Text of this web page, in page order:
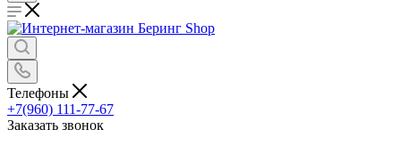
Телефоны
+7(960) 111-77-67
Заказать звонок